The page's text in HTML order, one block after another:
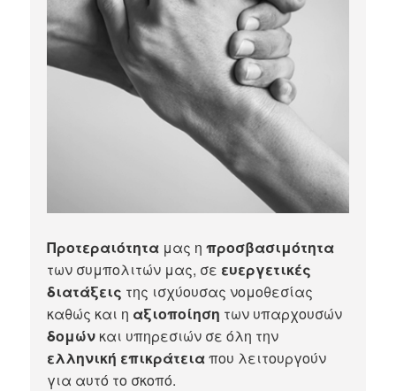
Προτεραιότητα μας ηπροσβασιμότητα
των συμπολιτών μας, σε ευεργετικές
διατάξεις της ισχύουσας νομοθεσίας
καθώς και η αξιοποίηση των υπαρχουσών
δομών και υπηρεσιών σε όλη την
ελληνική επικράτειαπου λειτουργούν
για αυτό το σκοπό.​